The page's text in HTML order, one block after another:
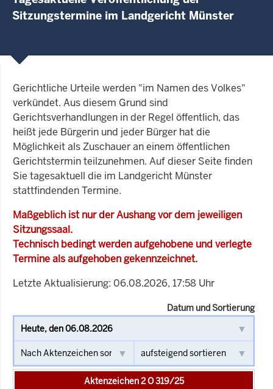
Sitzungstermine im Landgericht Münster
Gerichtliche Urteile werden "im Namen des Volkes"
verkündet. Aus diesem Grund sind
Gerichtsverhandlungen in der Regel öffentlich, das
heißt jede Bürgerin und jeder Bürger hat die
Möglichkeit als Zuschauer an einem öffentlichen
Gerichtstermin teilzunehmen. Auf dieser Seite finden
Sie tagesaktuell die im Landgericht Münster
stattfindenden Termine.
Maßgeblich ist nur der Aushang vor dem jeweiligen
Sitzungssaal.
Technisch bedingt werden aufgehobene und verlegte
Termine als aufgehoben gekennzeichnet.
Letzte Aktualisierung: 06.08.2026, 17:58 Uhr
Datum und Sortierung
Aktenzeichen 2 O 319/25